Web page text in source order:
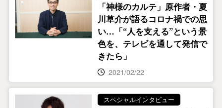
「神様のカルテ」原作者・夏
川草介が語るコロナ禍での思
い…「“人を支える”という景
色を、テレビを通して発信で
きたら」
2021/02/22
スペシャルインタビュー